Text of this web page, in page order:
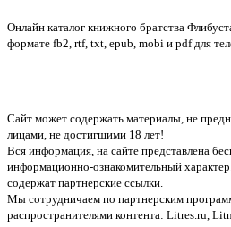
Онлайн каталог книжного братства
формате fb2, rtf, txt, epub, mobi и pdf для
Сайт может содержать материалы, не
лицами, не достигшими 18 лет!
Вся информация, на сайте представлена
информационно-ознакомительный
содержат партнерские ссылки.
Мы сотрудничаем по партнерским
распространителями контента: Litres.ru,